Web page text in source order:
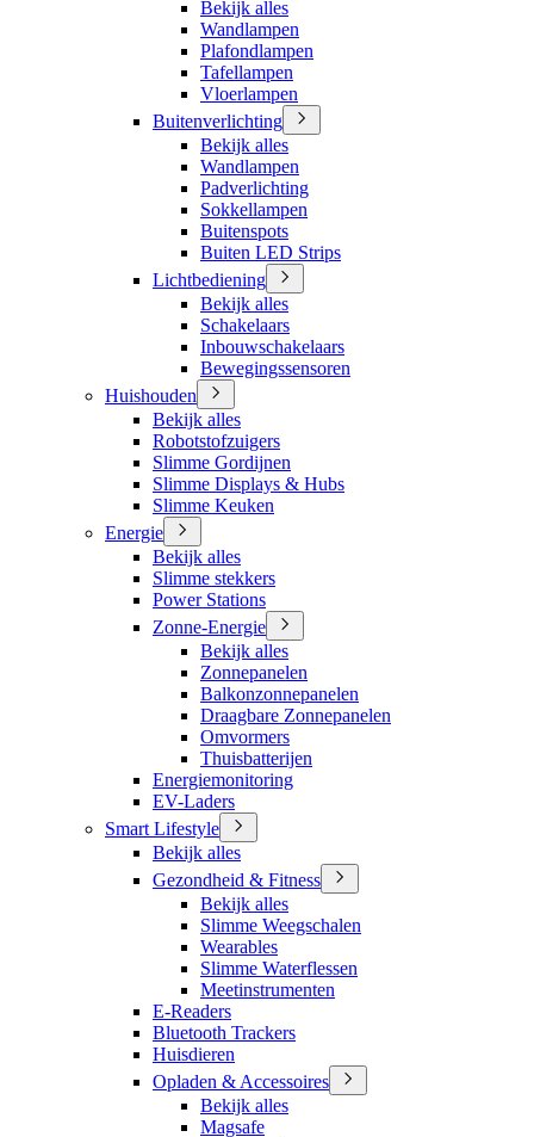
Bekijk alles
Wandlampen
Plafondlampen
Tafellampen
Vloerlampen
Buitenverlichting
Bekijk alles
Wandlampen
Padverlichting
Sokkellampen
Buitenspots
Buiten LED Strips
Lichtbediening
Bekijk alles
Schakelaars
Inbouwschakelaars
Bewegingssensoren
Huishouden
Bekijk alles
Robotstofzuigers
Slimme Gordijnen
Slimme Displays & Hubs
Slimme Keuken
Energie
Bekijk alles
Slimme stekkers
Power Stations
Zonne-Energie
Bekijk alles
Zonnepanelen
Balkonzonnepanelen
Draagbare Zonnepanelen
Omvormers
Thuisbatterijen
Energiemonitoring
EV-Laders
Smart Lifestyle
Bekijk alles
Gezondheid & Fitness
Bekijk alles
Slimme Weegschalen
Wearables
Slimme Waterflessen
Meetinstrumenten
E-Readers
Bluetooth Trackers
Huisdieren
Opladen & Accessoires
Bekijk alles
Magsafe